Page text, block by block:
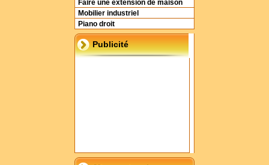
Faire une extension de maison
Mobilier industriel
Piano droit
Publicité